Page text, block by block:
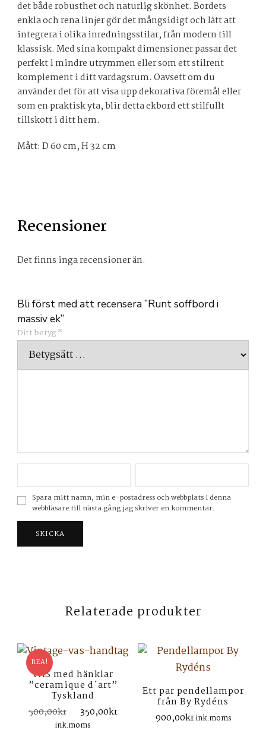
det både robusthet och naturlig skönhet. Bordets
enkla och rena linjer gör det mångsidigt och lätt att
integrera i olika inredningsstilar, från modern till
klassisk. Med sina kompakt dimensioner passar det
perfekt i mindre utrymmen eller som ett stilrent
komplement i ditt vardagsrum. Oavsett om du
använder det för att visa upp dekorativa föremål eller
som en praktisk yta, blir detta ekbord ett stilfullt
tillskott i ditt hem.
Mått: D 60 cm, H 32 cm
Recensioner
Det finns inga recensioner än.
Bli först med att recensera ”Runt soffbord i
massiv ek”
Ditt betyg*
Spara mitt namn, min e-postadress och webbplats i denna
webbläsare till nästa gång jag skriver en kommentar.
Relaterade produkter
REA!
VAS med hänklar
”ceramique d´art”
Tyskland
500,00kr
Det
ursprungliga
350,00kr
nuvarande
ink.moms
Ett par pendellampor
från By Rydéns
900,00krink.moms